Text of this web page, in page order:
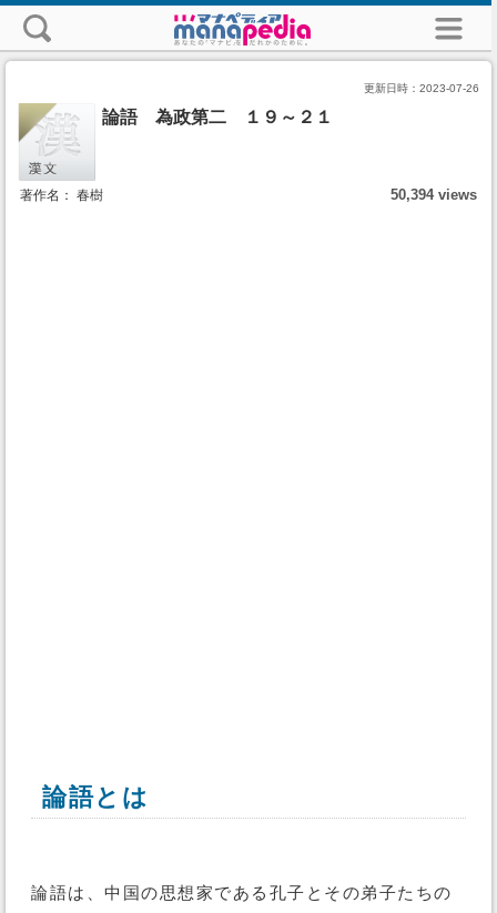
更新日時： 2023-07-26
論語 為政第二 １９～２１
著作名： 春樹 50,394 views
論語とは
論語は、中国の思想家である孔子とその弟子たちの